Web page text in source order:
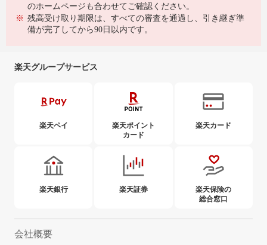
のホームページも合わせてご確認ください。
※ 残高受け取り期限は、すべての審査を通過し、引き継ぎ準
備が完了してから90日以内です。
楽天グループサービス
楽天ペイ
楽天ポイント
カード
楽天カード
楽天銀行 楽天証券
楽天保険の
総合窓口
会社概要